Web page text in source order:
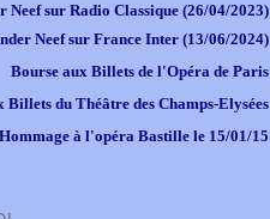
Neef sur Radio Classique (26/04/2023)
Neef sur France Inter (13/06/2024)
Bourse aux Billets de l'Opéra de Paris
Billets du Théâtre des Champs-Elysées
à l'opéra Bastille le 15/01/15